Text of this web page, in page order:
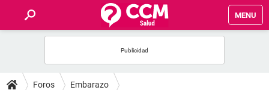
MENU
FOROS
Foros Embarazo